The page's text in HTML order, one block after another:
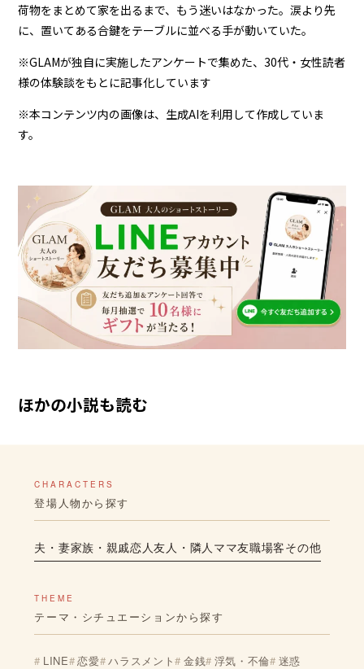
荷物をまとめて家を出るまで、もう迷いはなかった。涙より先
に、置いてある合鍵をテーブルに並べる手が動いていた。
※GLAMが独自に実施したアンケートで集めた、30代・女性読者
様の体験談をもとに記事化しています
※本コンテンツ内の画像は、生成AIを利用して作成していま
す。
ほかの小説も読む
CHARACTERS
登場人物から探す
夫・妻家族・親戚恋人友人・隣人 ママ友職場客その他
THEME
テーマ・シチュエーションから探す
LINE 恋愛 ハラスメント 金銭 浮気・不倫 迷惑